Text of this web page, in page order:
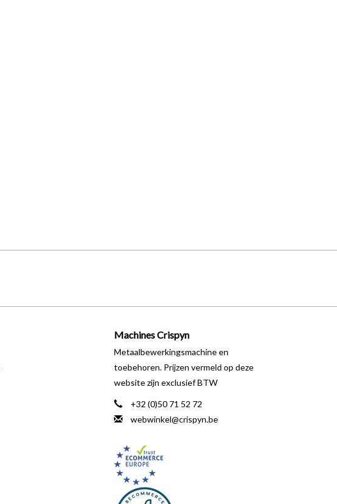
Machines Crispyn
Metaalbewerkingsmachine en
toebehoren. Prijzen vermeld op deze
website zijn exclusief BTW
+32 (0)50 71 52 72
webwinkel@crispyn.be